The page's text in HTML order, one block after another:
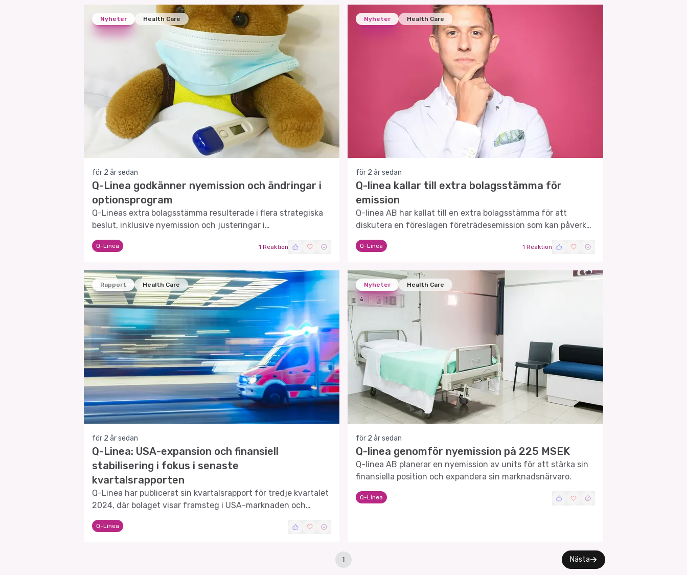
Nyheter Health Care
för 2 år sedan
Q-Linea godkänner nyemission och ändringar i
optionsprogram
Q-Lineas extra bolagsstämma resulterade i flera strategiska
beslut, inklusive nyemission och justeringar i
optionsprogrammet.
Q-Linea 1 Reaktion
Nyheter Health Care
för 2 år sedan
Q-linea kallar till extra bolagsstämma för
emission
Q-linea AB har kallat till en extra bolagsstämma för att
diskutera en föreslagen företrädesemission som kan påverka
bolagets framtid.
Q-Linea 1 Reaktion
Rapport Health Care
för 2 år sedan
Q-Linea: USA-expansion och finansiell
stabilisering i fokus i senaste
kvartalsrapporten
Q-Linea har publicerat sin kvartalsrapport för tredje kvartalet
2024, där bolaget visar framsteg i USA-marknaden och
finansiella förbättringar.
Q-Linea
Nyheter Health Care
för 2 år sedan
Q-linea genomför nyemission på 225 MSEK
Q-linea AB planerar en nyemission av units för att stärka sin
finansiella position och expandera sin marknadsnärvaro.
Q-Linea
1 Nästa